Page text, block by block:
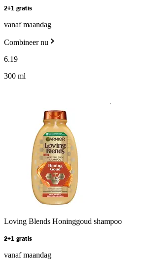
2+1 gratis
vanaf maandag
Combineer nu
6.19
300 ml
Loving Blends Honinggoud shampoo
2+1 gratis
vanaf maandag